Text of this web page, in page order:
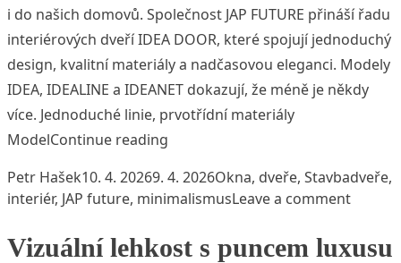
i do našich domovů. Společnost JAP FUTURE přináší řadu
interiérových dveří IDEA DOOR, které spojují jednoduchý
design, kvalitní materiály a nadčasovou eleganci. Modely
IDEA, IDEALINE a IDEANET dokazují, že méně je někdy
více. Jednoduché linie, prvotřídní materiály
ModelContinue reading
Posted by
Petr Hašek10. 4. 20269. 4. 2026Posted in
Okna, dveře, StavbaTags:
dveře,
interiér, JAP future, minimalismusLeave a commenton
Vizuální lehkost s puncem luxusu